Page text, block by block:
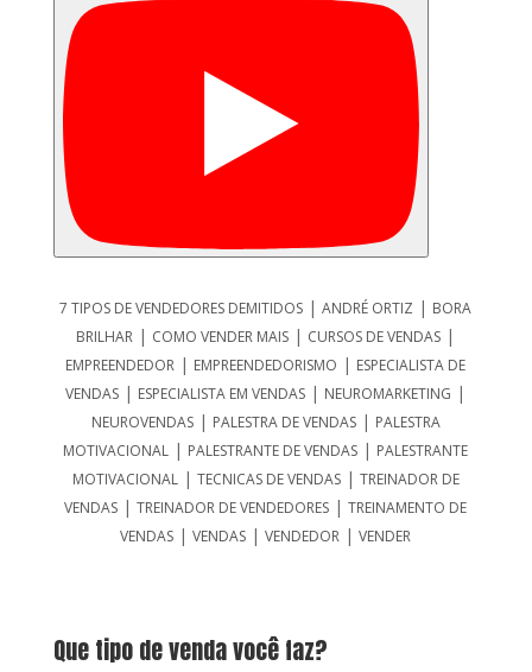
7 TIPOS DE VENDEDORES DEMITIDOS |ANDRÉ ORTIZ | BORA
BRILHAR | COMO VENDER MAIS | CURSOS DE VENDAS |
EMPREENDEDOR | EMPREENDEDORISMO | ESPECIALISTA DE
VENDAS | ESPECIALISTA EM VENDAS | NEUROMARKETING |
NEUROVENDAS| PALESTRA DE VENDAS| PALESTRA
MOTIVACIONAL | PALESTRANTE DE VENDAS | PALESTRANTE
MOTIVACIONAL | TECNICAS DE VENDAS| TREINADOR DE
VENDAS |TREINADOR DE VENDEDORES |TREINAMENTO DE
VENDAS |VENDAS |VENDEDOR |VENDER
Que tipo de venda você faz?